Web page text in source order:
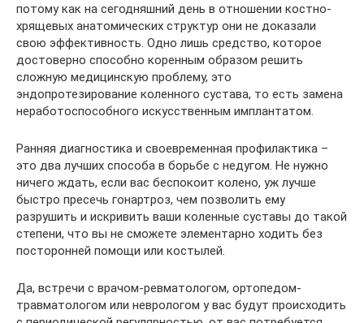
потому как на сегодняшний день в отношении костно-
хрящевых анатомических структур они не доказали
свою эффективность. Одно лишь средство, которое
достоверно способно коренным образом решить
сложную медицинскую проблему, это
эндопротезирование коленного сустава, то есть замена
неработоспособного искусственным имплантатом.
Ранняя диагностика и своевременная профилактика –
это два лучших способа в борьбе с недугом. Не нужно
ничего ждать, если вас беспокоит колено, уж лучше
быстро пресечь гонартроз, чем позволить ему
разрушить и искривить ваши коленные суставы до такой
степени, что вы не сможете элементарно ходить без
посторонней помощи или костылей.
Да, встречи с врачом-ревматологом, ортопедом-
травматологом или неврологом у вас будут происходить